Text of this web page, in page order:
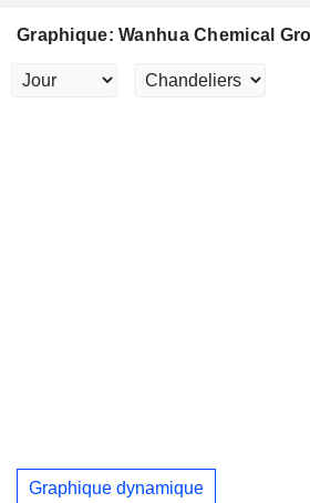
Graphique: Wanhua Chemical
Graphique dynamique